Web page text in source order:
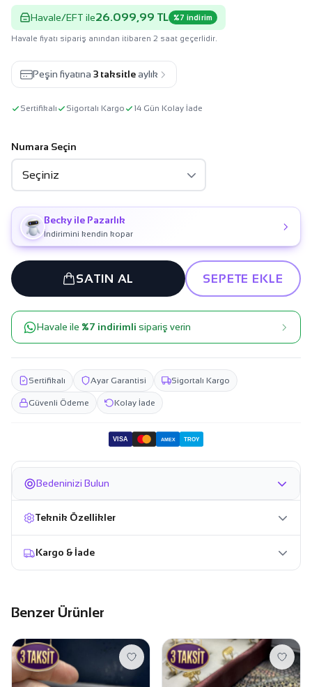
Havale/EFT ile26.099,99 TL %7 indirim
Havale fiyatı sipariş anından itibaren 2 saat geçerlidir.
Peşin fiyatına 3 taksitle aylık
Sertifikalı Sigortalı Kargo 14 Gün Kolay İade
Numara Seçin
Becky ile Pazarlık
İndirimini kendin kopar
SATIN AL SEPETE EKLE
Havale ile %7 indirimli sipariş verin
Sertifikalı Ayar Garantisi Sigortalı Kargo
Güvenli Ödeme Kolay İade
VISA AMEX TROY
Bedeninizi Bulun
Teknik Özellikler
Kargo & İade
Benzer Ürünler